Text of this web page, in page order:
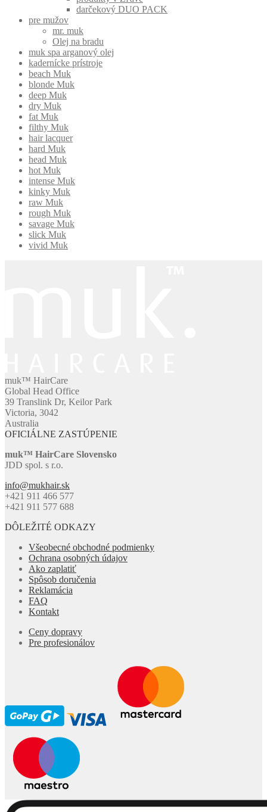
darčekový DUO PACK
pre mužov
mr. muk
Olej na bradu
muk spa arganový olej
kadernícke prístroje
beach Muk
blonde Muk
deep Muk
dry Muk
fat Muk
filthy Muk
hair lacquer
hard Muk
head Muk
hot Muk
intense Muk
kinky Muk
raw Muk
rough Muk
savage Muk
slick Muk
vivid Muk
muk™ HairCare
Global Head Office
39 Translink Dr, Keilor Park
Victoria, 3042
Australia
OFICIÁLNE ZASTÚPENIE
muk™ HairCare Slovensko
JDD spol. s r.o.
info@mukhair.sk
+421 911 466 577
+421 911 577 688
DÔLEŽITÉ ODKAZY
Všeobecné obchodné podmienky
Ochrana osobných údajov
Ako zaplatiť
Spôsob doručenia
Reklamácia
FAQ
Kontakt
Ceny dopravy
Pre profesionálov